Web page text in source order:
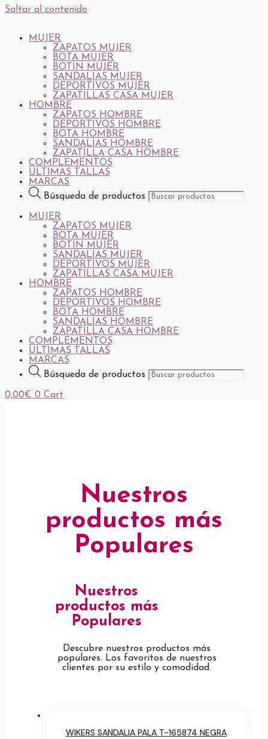
Saltar al contenido
MUJER
ZAPATOS MUJER
BOTA MUJER
BOTIN MUJER
SANDALIAS MUJER
DEPORTIVOS MUJER
ZAPATILLAS CASA MUJER
HOMBRE
ZAPATOS HOMBRE
DEPORTIVOS HOMBRE
BOTA HOMBRE
SANDALIAS HOMBRE
ZAPATILLA CASA HOMBRE
COMPLEMENTOS
ULTIMAS TALLAS
MARCAS
Búsqueda de productos
MUJER
ZAPATOS MUJER
BOTA MUJER
BOTIN MUJER
SANDALIAS MUJER
DEPORTIVOS MUJER
ZAPATILLAS CASA MUJER
HOMBRE
ZAPATOS HOMBRE
DEPORTIVOS HOMBRE
BOTA HOMBRE
SANDALIAS HOMBRE
ZAPATILLA CASA HOMBRE
COMPLEMENTOS
ULTIMAS TALLAS
MARCAS
Búsqueda de productos
0,00€ 0 Cart
Nuestros
productos más
Populares
Nuestros
productos más
Populares
Descubre nuestros productos más
populares. Los favoritos de nuestros
clientes por su estilo y comodidad.
WIKERS SANDALIA PALA T-165874 NEGRA